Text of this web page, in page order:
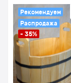
Рекомендуем
Распродажа
- 35%